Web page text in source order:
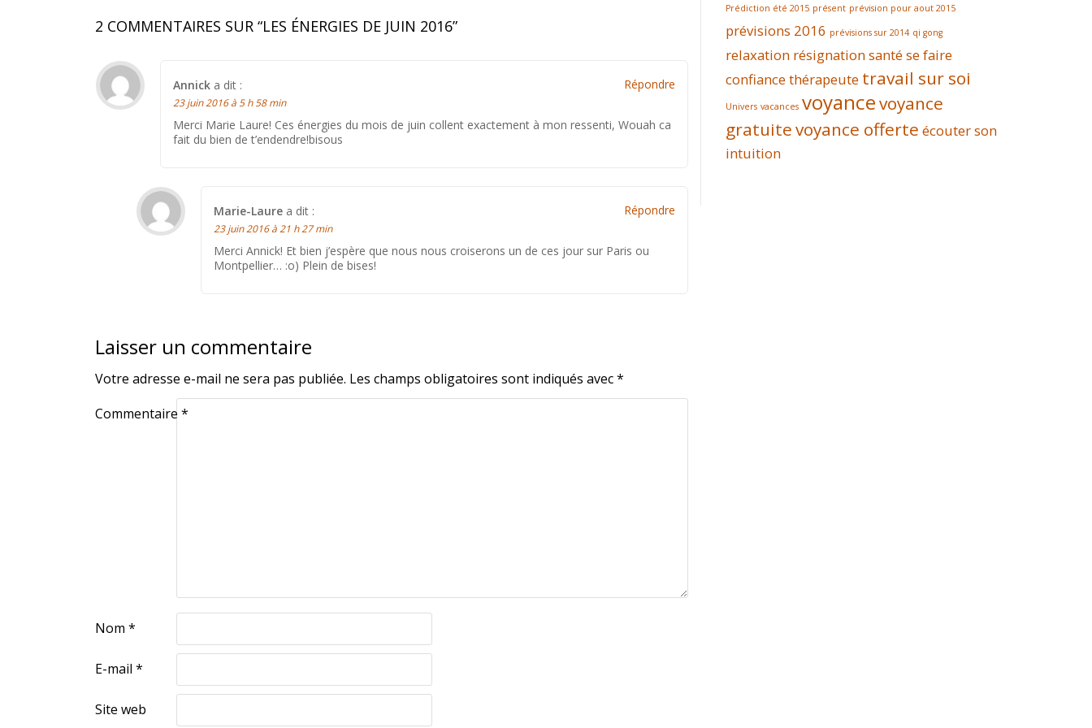
2 COMMENTAIRES SUR “LES ÉNERGIES DE JUIN 2016”
Annick a dit :
23 juin 2016 à 5 h 58 min
Merci Marie Laure! Ces énergies du mois de juin collent exactement à mon ressenti, Wouah ca
fait du bien de t’endendre!bisous
Répondre
Marie-Laure a dit :
23 juin 2016 à 21 h 27 min
Merci Annick! Et bien j’espère que nous nous croiserons un de ces jour sur Paris ou
Montpellier… :o) Plein de bises!
Répondre
Laisser un commentaire
Votre adresse e-mail ne sera pas publiée. Les champs obligatoires sont indiqués avec*
Commentaire *
Nom *
E-mail *
Site web
Prédiction été 2015 présent prévision pour aout 2015
prévisions 2016 prévisions sur 2014 qi gong
relaxation résignationsantése faire
confiancethérapeute travail sur soi
Univers vacances voyancevoyance
gratuitevoyance offerte écouter son
intuition